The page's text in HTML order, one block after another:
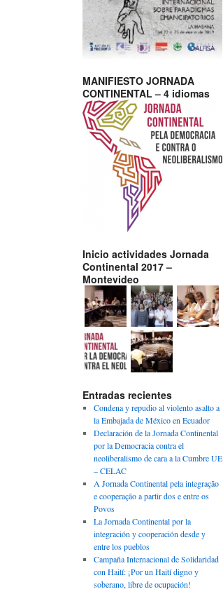
MANIFIESTO JORNADA
CONTINENTAL – 4 idiomas
Inicio actividades Jornada
Continental 2017 –
Montevideo
Entradas recientes
Condena y repudio al violento asalto a
la Embajada de México en Ecuador
Declaración de la Jornada Continental
por la Democracia contra el
neoliberalismo de cara a la Cumbre UE
– CELAC
A Jornada Continental pela integração
e cooperação a partir dos e entre os
Povos
La Jornada Continental por la
integración y cooperación desde y
entre los pueblos
Campaña Internacional de Solidaridad
con Haití: ¡Por un Haití digno y
soberano, libre de ocupación!